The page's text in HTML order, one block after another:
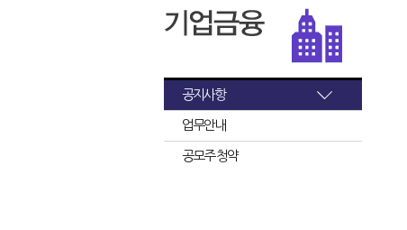
공지사항
업무안내
공모주 청약